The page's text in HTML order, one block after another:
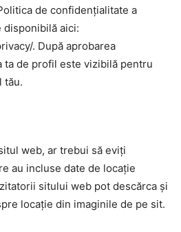
de confidențialitate a
disponibilă aici:
. După aprobarea
de profil este vizibilă pentru
tău.
web, ar trebui să eviți
au incluse date de locație
sitului web pot descărca și
locație din imaginile de pe sit.